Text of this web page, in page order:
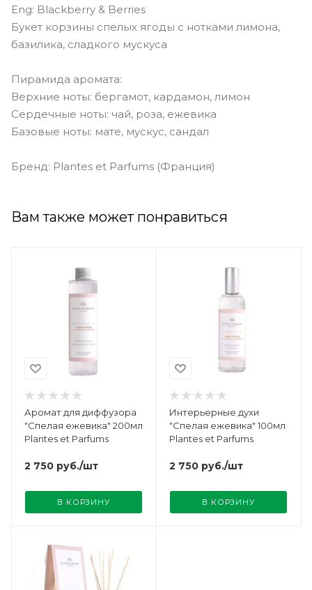
Eng: Blackberry & Berries
Букет корзины спелых ягоды с нотками лимона,
базилика, сладкого мускуса
Пирамида аромата:
Верхние ноты: бергамот, кардамон, лимон
Сердечные ноты: чай, роза, ежевика
Базовые ноты: мате, мускус, сандал
Бренд: Plantes et Parfums (Франция)
Вам также может понравиться
Аромат для диффузора
"Спелая ежевика" 200мл
Plantes et Parfums
2 750 руб./шт
В КОРЗИНУ
Интерьерные духи
"Спелая ежевика" 100мл
Plantes et Parfums
2 750 руб./шт
В КОРЗИНУ